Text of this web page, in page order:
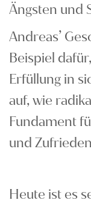
Ängsten und
Andreas’
Beispiel
Erfüllung in
auf, wie
Fundament
und
Heute ist es